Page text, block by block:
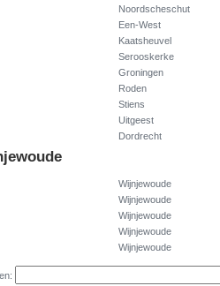
Noordscheschut
Een-West
Kaatsheuvel
Serooskerke
Groningen
Roden
Stiens
Uitgeest
Dordrecht
Wijnjewoude
Wijnjewoude
Wijnjewoude
Wijnjewoude
Wijnjewoude